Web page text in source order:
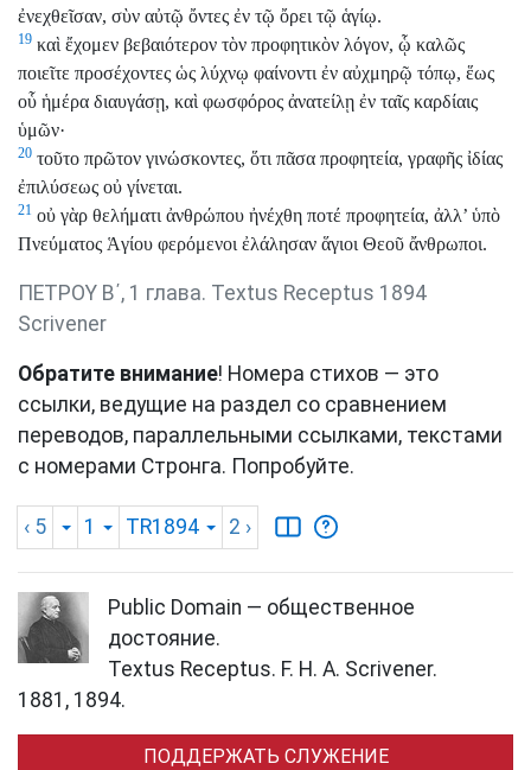
ἐνεχθεῖσαν, σὺν αὐτῷ ὄντες ἐν τῷ ὄρει τῷ ἁγίῳ.
19 καὶ ἔχομεν βεβαιότερον τὸν προφητικὸν λόγον, ᾧ καλῶς
ποιεῖτε προσέχοντες ὡς λύχνῳ φαίνοντι ἐν αὐχμηρῷ τόπῳ, ἕως
οὗ ἡμέρα διαυγάσῃ, καὶ φωσφόρος ἀνατείλῃ ἐν ταῖς καρδίαις
ὑμῶν·
20 τοῦτο πρῶτον γινώσκοντες, ὅτι πᾶσα προφητεία, γραφῆς ἰδίας
ἐπιλύσεως οὐ γίνεται.
21 οὐ γὰρ θελήματι ἀνθρώπου ἠνέχθη ποτέ προφητεία, ἀλλ’ ὑπὸ
Πνεύματος Ἁγίου φερόμενοι ἐλάλησαν ἅγιοι Θεοῦ ἄνθρωποι.
ΠΕΤΡΟΥ Β΄, 1 глава. Textus Receptus 1894
Scrivener
Обратите внимание! Номера стихов — это
ссылки, ведущие на раздел со сравнением
переводов, параллельными ссылками, текстами
с номерами Стронга. Попробуйте.
‹ 5 1 TR1894 2 ›
Public Domain — общественное
достояние.
Textus Receptus. F. H. A. Scrivener.
1881, 1894.
ПОДДЕРЖАТЬ СЛУЖЕНИЕ